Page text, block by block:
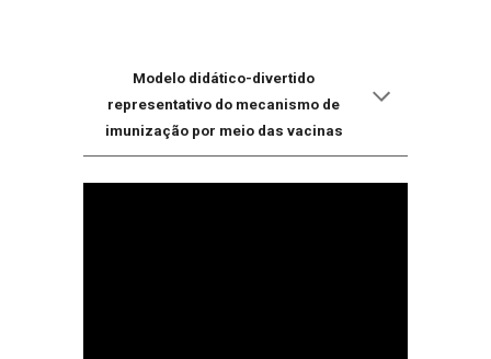
Modelo didático-divertido
representativo do mecanismo de
imunização por meio das vacinas